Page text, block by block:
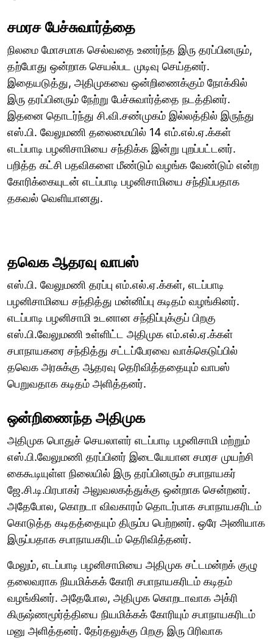
சமரச பேச்சுவார்த்தை
நிலமை மோசமாக செல்வதை உணர்ந்த இரு தரப்பினரும்,
தற்போது ஒன்றாக செயல்பட முடிவு செய்தனர்.
இதையடுத்து, அதிமுகவை ஒன்றிணைக்கும் நோக்கில்
இரு தரப்பினரும் நேற்று பேச்சுவார்த்தை நடத்தினர்.
இதனை தொடர்ந்து சி.வி.சண்முகம் இல்லத்தில் இருந்து
எஸ்.பி. வேலுமணி தலைமையில் 14 எம்.எல்.ஏ.க்கள்
எடப்பாடி பழனிசாமியை சந்திக்க இன்று புறப்பட்டனர்.
பறித்த கட்சி பதவிகளை மீண்டும் வழங்க வேண்டும் என்ற
கோரிக்கையுடன் எடப்பாடி பழனிசாமியை சந்திப்பதாக
தகவல் வெளியானது.
தவெக ஆதரவு வாபஸ்
எஸ்.பி. வேலுமணி தரப்பு எம்.எல்.ஏ.க்கள், எடப்பாடி
பழனிசாமியை சந்தித்து மன்னிப்பு கடிதம் வழங்கினர்.
எடப்பாடி பழனிசாமி உடனான சந்திப்புக்குப் பிறகு
எஸ்.பி.வேலுமணி உள்ளிட்ட அதிமுக எம்.எல்.ஏ.க்கள்
சபாநாயகரை சந்தித்து சட்டப்பேரவை வாக்கெடுப்பில்
தவெக அரசுக்கு ஆதரவு தெரிவித்ததையும் வாபஸ்
பெறுவதாக கடிதம் அளித்தனர்.
ஒன்றிணைந்த அதிமுக
அதிமுக பொதுச் செயலாளர் எடப்பாடி பழனிசாமி மற்றும்
எஸ்.பி.வேலுமணி தரப்பினர் இடையேயான சமரச முயற்சி
கைகூடியுள்ள நிலையில் இரு தரப்பினரும் சபாநாயகர்
ஜே.சி.டி.பிரபாகர் அலுவலகத்துக்கு ஒன்றாக சென்றனர்.
அதேபோல, கொறடா விவகாரம் தொடர்பாக சபாநாயகரிடம்
கொடுத்த கடிதத்தையும் திரும்ப பெற்றனர். ஒரே அணியாக
இருப்பதாக சபாநாயகரிடம் தெரிவித்தனர்.
மேலும், எடப்பாடி பழனிசாமியை அதிமுக சட்டமன்றக் குழு
தலைவராக நியமிக்கக் கோரி சபாநாயகரிடம் கடிதம்
வழங்கினர். அதேபோல, அதிமுக கொறடாவாக அக்ரி
கிருஷ்ணமூர்த்தியை நியமிக்கக் கோரியும் சபாநாயகரிடம்
மனு அளித்தனர். தேர்தலுக்கு பிறகு இரு பிரிவாக